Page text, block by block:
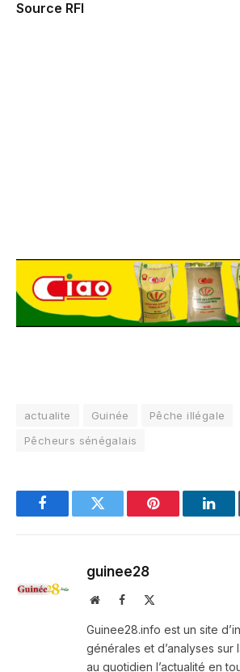
Source RFI
actualite Guinée
Pêche illégale
Pêcheurs sénégalais
FacebookTwitter Pinterest
guinee28
WebsiteFacebook
Guinee28.info est un site
générales et d’analyses sur
au quotidien l’actualité en